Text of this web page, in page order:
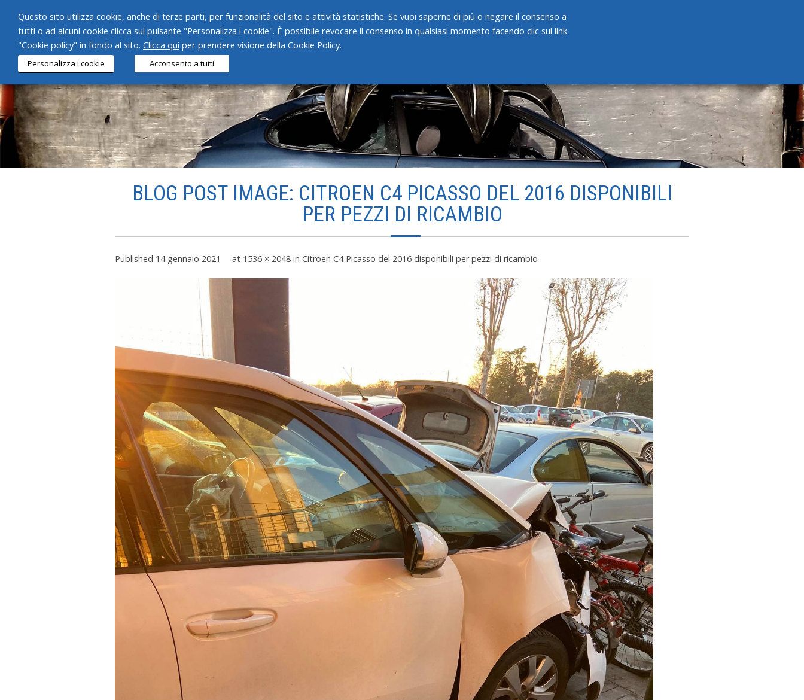
HOME CHI SIAMO SERVIZI PRODOTTI
BLOG POST IMAGE: CITROEN C4 PICASSO DEL 2016 DISPONIBILI
PER PEZZI DI RICAMBIO
Published 14 gennaio 2021 at 1536 × 2048 in Citroen C4 Picasso del 2016 disponibili per pezzi di ricambio
Questo sito utilizza cookie, anche di terze parti, per funzionalità del sito e attività statistiche. Se vuoi saperne di più o negare il consenso a
tutti o ad alcuni cookie clicca sul pulsante "Personalizza i cookie". È possibile revocare il consenso in qualsiasi momento facendo clic sul link
"Cookie policy" in fondo al sito. Clicca qui per prendere visione della Cookie Policy.
Personalizza i cookie Acconsento a tutti